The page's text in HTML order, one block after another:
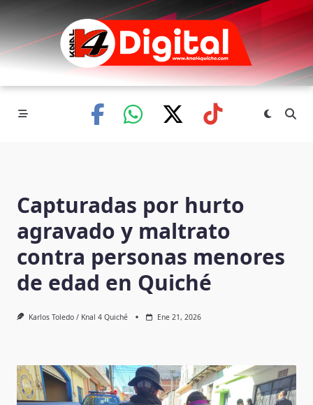
Skip
content
Capturadas por hurto
agravado y maltrato
contra personas menores
de edad en Quiché
Karlos Toledo / Knal 4 Quiché Ene 21, 2026